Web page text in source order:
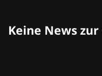
Keine News zur